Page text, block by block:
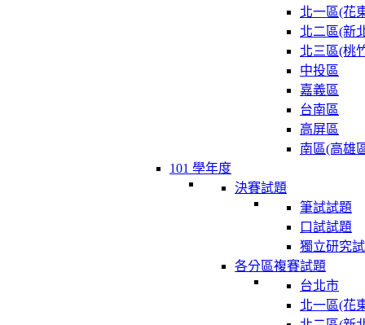
北一區(花
北二區(新
北三區(桃
中投區
嘉義區
台南區
高屏區
南區(高雄
101 學年度
決賽試題
筆試試題
口試試題
獨立研究
各分區複賽試題
台北市
北一區(花